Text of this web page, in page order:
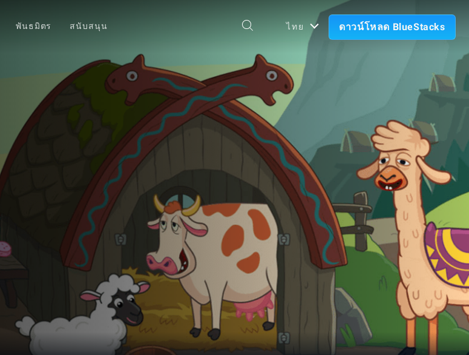
พันธมิตร สนับสนุน ไทย ดาวน์โหลด BlueStacks